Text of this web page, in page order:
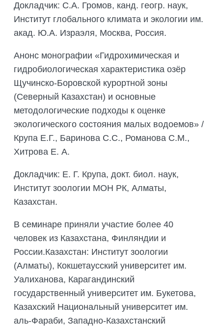
Докладчик: С.А. Громов, канд. геогр. наук,
Институт глобального климата и экологии им.
акад. Ю.А. Израэля, Москва, Россия.
Анонс монографии «Гидрохимическая и
гидробиологическая характеристика озёр
Щучинско-Боровской курортной зоны
(Северный Казахстан) и основные
методологические подходы к оценке
экологического состояния малых водоемов» /
Крупа Е.Г., Баринова С.С., Романова С.М.,
Хитрова Е. А.
Докладчик: Е. Г. Крупа, докт. биол. наук,
Институт зоологии МОН РК, Алматы,
Казахстан.
В семинаре приняли участие более 40
человек из Казахстана, Финляндии и
России.Казахстан: Институт зоологии
(Алматы), Кокшетаусский университет им.
Уалиханова, Карагандинский
государственный университет им. Букетова,
Казахский Национальный университет им.
аль-Фараби, Западно-Казахстанский